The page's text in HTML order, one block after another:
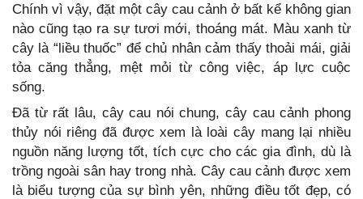
Chính vì vậy, đặt một cây cau cảnh ở bất kể không gian
nào cũng tạo ra sự tươi mới, thoáng mát. Màu xanh từ
cây là “liều thuốc” để chủ nhân cảm thấy thoải mái, giải
tỏa căng thẳng, mệt mỏi từ công việc, áp lực cuộc
sống.
Đã từ rất lâu, cây cau nói chung, cây cau cảnh phong
thủy nói riêng đã được xem là loài cây mang lại nhiều
nguồn năng lượng tốt, tích cực cho các gia đình, dù là
trồng ngoài sân hay trong nhà. Cây cau cảnh được xem
là biểu tượng của sự bình yên, những điều tốt đẹp, có